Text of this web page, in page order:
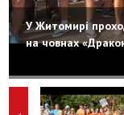
У Житомирі
на човнах